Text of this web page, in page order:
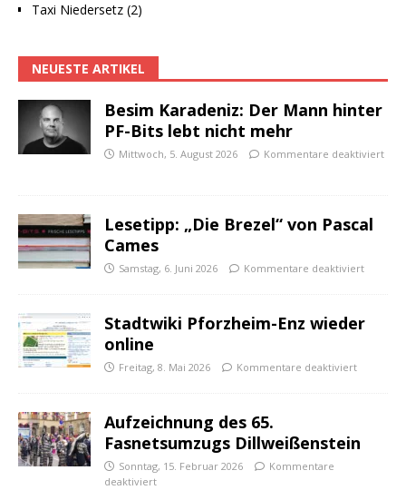
Taxi Niedersetz (2)
NEUESTE ARTIKEL
Besim Karadeniz: Der Mann hinter
PF-Bits lebt nicht mehr
Mittwoch, 5. August 2026 Kommentare deaktiviert
Lesetipp: „Die Brezel“ von Pascal
Cames
Samstag, 6. Juni 2026 Kommentare deaktiviert
Stadtwiki Pforzheim-Enz wieder
online
Freitag, 8. Mai 2026 Kommentare deaktiviert
Aufzeichnung des 65.
Fasnetsumzugs Dillweißenstein
Sonntag, 15. Februar 2026
Kommentare
deaktiviert